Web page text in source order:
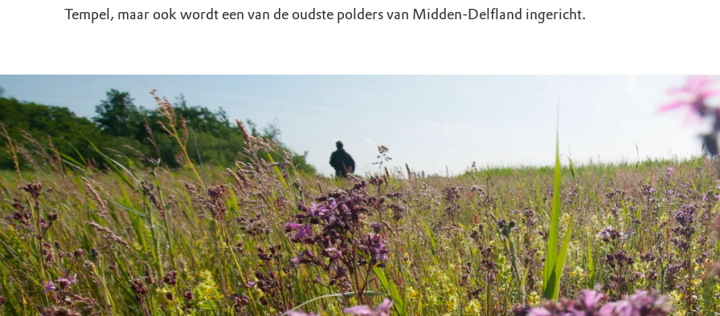
Zoeken op de kaart
Wat is OERRR?
Projecten
Tempel, maar ook wordt een van de oudste polders van Midden-Delfland ingericht.